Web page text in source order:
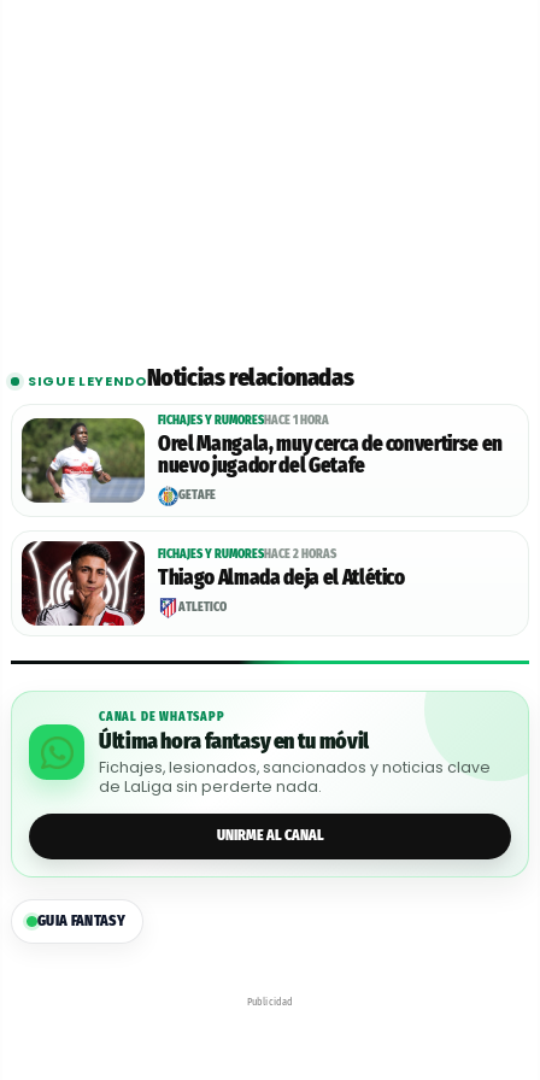
SIGUE LEYENDONoticias relacionadas
FICHAJES Y RUMORESHACE 1 HORA
Orel Mangala, muy cerca de convertirse en
nuevo jugador del Getafe
GETAFE
FICHAJES Y RUMORESHACE 2 HORAS
Thiago Almada deja el Atlético
ATLÉTICO
CANAL DE WHATSAPP
Última hora fantasy en tu móvil
Fichajes, lesionados, sancionados y noticias clave
de LaLiga sin perderte nada.
UNIRME AL CANAL
GUIA FANTASY
Publicidad